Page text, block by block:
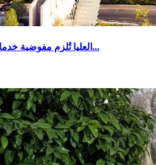
العليا تُلزم مفوضية خدمات الدولة حتى 9.6 للرد على...